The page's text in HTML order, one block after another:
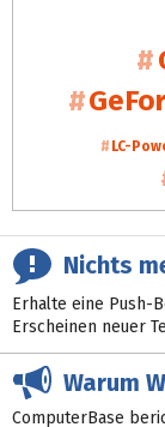
LC-
Nichts
Erhalte eine Push-
Erscheinen neuer
Warum
ComputerBase